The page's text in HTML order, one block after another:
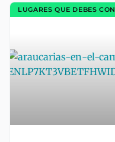
LUGARES QUE DEBES